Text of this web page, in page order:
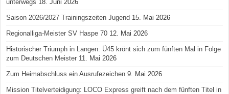
unterwegs 18. Juni 2026
Saison 2026/2027 Trainingszeiten Jugend 15. Mai 2026
Regionalliga-Meister SV Haspe 70 12. Mai 2026
Historischer Triumph in Langen: Ü45 krönt sich zum fünften Mal in Folge
zum Deutschen Meister 11. Mai 2026
Zum Heimabschluss ein Ausrufezeichen 9. Mai 2026
Mission Titelverteidigung: LOCO Express greift nach dem fünften Titel in